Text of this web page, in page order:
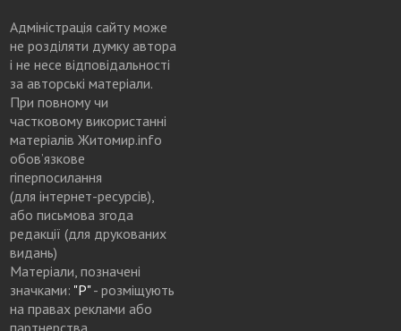
Адміністрація сайту може
не розділяти думку автора
і не несе відповідальності
за авторські матеріали.
При повному чи
частковому використанні
матеріалів Житомир.info
обов’язкове
гіперпосилання
(для інтернет-ресурсів),
або письмова згода
редакції (для друкованих
видань)
Матеріали, позначені
значками: "Р"- розміщують
на правах реклами або
партнерства